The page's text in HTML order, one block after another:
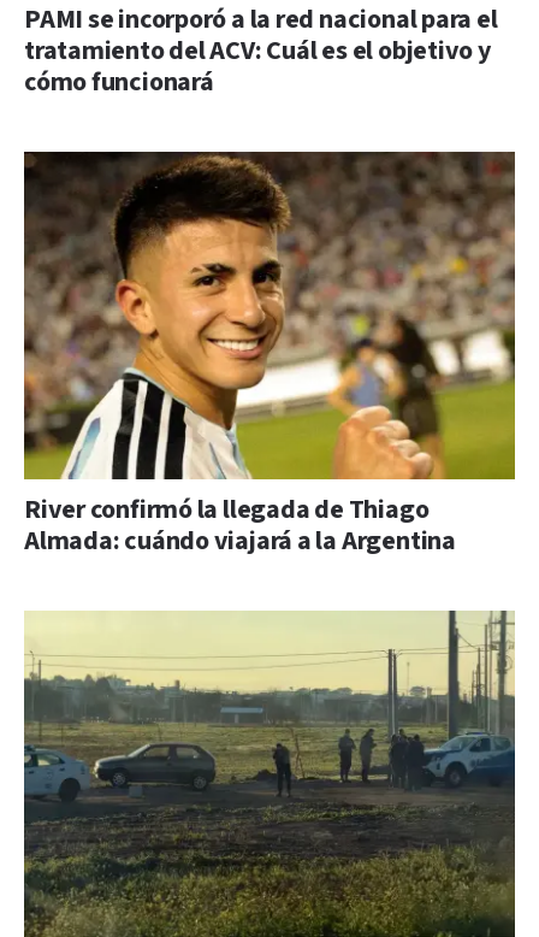
PAMI se incorporó a la red nacional para el
tratamiento del ACV: Cuál es el objetivo y
cómo funcionará
River confirmó la llegada de Thiago
Almada: cuándo viajará a la Argentina